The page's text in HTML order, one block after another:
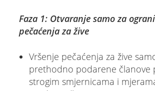
Faza 1: Otvaranje samo za
pečaćenja za žive
Vršenje pečaćenja za žive
prethodno podarene članove
strogim smjernicama i